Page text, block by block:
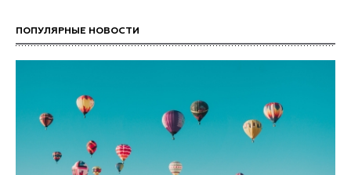
ПОПУЛЯРНЫЕ НОВОСТИ